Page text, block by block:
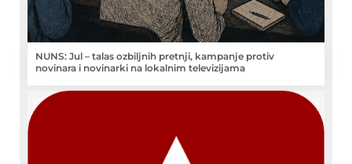
NUNS: Jul – talas ozbiljnih pretnji, kampanje protiv
novinara i novinarki na lokalnim televizijama